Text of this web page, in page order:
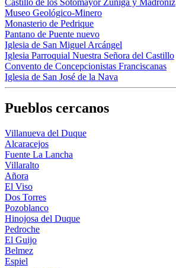
Castillo de los Sotomayor Zúñiga y Madróñiz
Museo Geológico-Minero
Monasterio de Pedrique
Pantano de Puente nuevo
Iglesia de San Miguel Arcángel
Iglesia Parroquial Nuestra Señora del Castillo
Convento de Concepcionistas Franciscanas
Iglesia de San José de la Nava
Pueblos cercanos
Villanueva del Duque
Alcaracejos
Fuente La Lancha
Villaralto
Añora
El Viso
Dos Torres
Pozoblanco
Hinojosa del Duque
Pedroche
El Guijo
Belmez
Espiel